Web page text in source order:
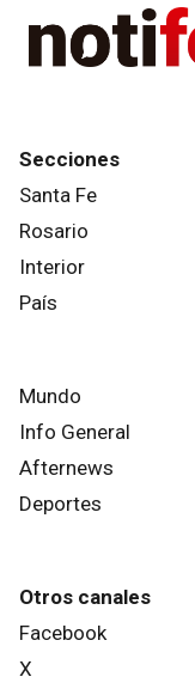
Secciones
Santa Fe
Rosario
Interior
País
Mundo
Info General
Afternews
Deportes
Otros canales
Facebook
X